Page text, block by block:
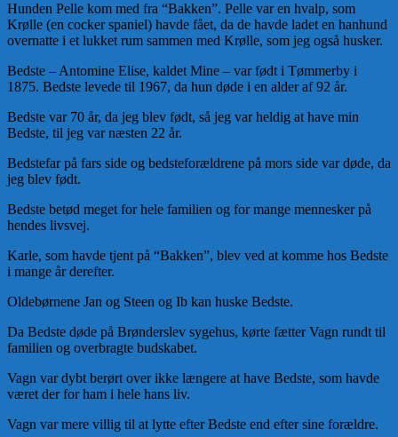
Hunden Pelle kom med fra “Bakken”. Pelle var en hvalp, som
Krølle (en cocker spaniel) havde fået, da de havde ladet en hanhund
overnatte i et lukket rum sammen med Krølle, som jeg også husker.
Bedste – Antomine Elise, kaldet Mine – var født i Tømmerby i
1875. Bedste levede til 1967, da hun døde i en alder af 92 år.
Bedste var 70 år, da jeg blev født, så jeg var heldig at have min
Bedste, til jeg var næsten 22 år.
Bedstefar på fars side og bedsteforældrene på mors side var døde, da
jeg blev født.
Bedste betød meget for hele familien og for mange mennesker på
hendes livsvej.
Karle, som havde tjent på “Bakken”, blev ved at komme hos Bedste
i mange år derefter.
Oldebørnene Jan og Steen og Ib kan huske Bedste.
Da Bedste døde på Brønderslev sygehus, kørte fætter Vagn rundt til
familien og overbragte budskabet.
Vagn var dybt berørt over ikke længere at have Bedste, som havde
været der for ham i hele hans liv.
Vagn var mere villig til at lytte efter Bedste end efter sine forældre.